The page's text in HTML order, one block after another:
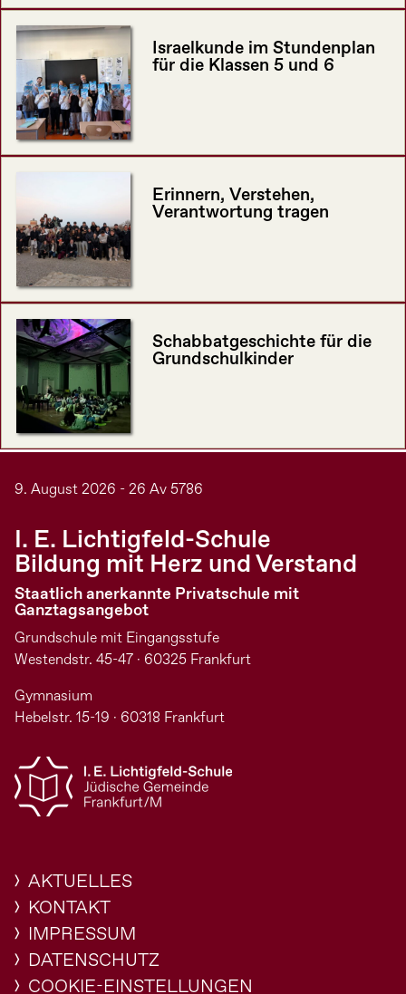
Israelkunde im Stundenplan
für die Klassen 5 und 6
Erinnern, Verstehen,
Verantwortung tragen
Schabbatgeschichte für die
Grundschulkinder
9. August 2026 - 26 Av 5786
I. E. Lichtigfeld-Schule
Bildung mit Herz und Verstand
Staatlich anerkannte Privatschule mit
Ganztagsangebot
Grundschule mit Eingangsstufe
Westendstr. 45-47 · 60325 Frankfurt
Gymnasium
Hebelstr. 15-19 · 60318 Frankfurt
AKTUELLES
KONTAKT
IMPRESSUM
DATENSCHUTZ
COOKIE-EINSTELLUNGEN